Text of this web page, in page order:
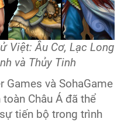
Việt: Âu Cơ, Lạc Long
và Thủy Tinh
Games và SohaGame
Châu Á đã thể
tiến bộ trong trình